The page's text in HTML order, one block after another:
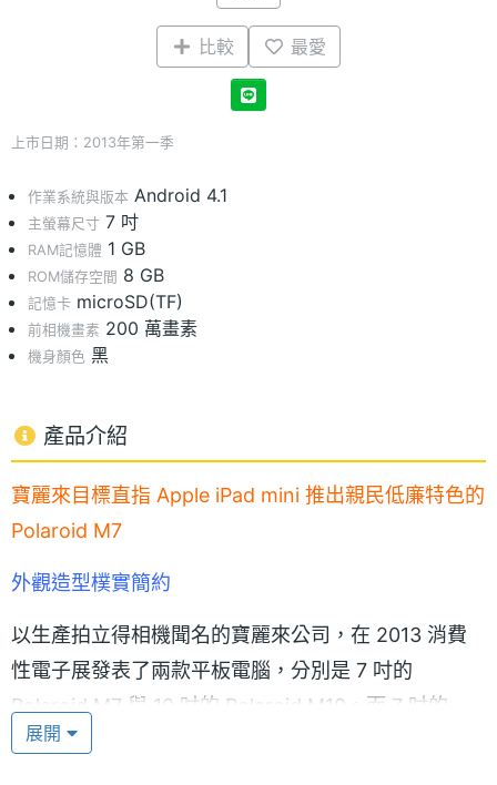
比較 最愛
上市日期：2013年第一季
作業系統與版本 Android 4.1
主螢幕尺寸 7 吋
RAM記憶體 1 GB
ROM儲存空間 8 GB
記憶卡 microSD(TF)
前相機畫素 200 萬畫素
機身顏色 黑
產品介紹
寶麗來目標直指 Apple iPad mini 推出親民低廉特色的
Polaroid M7
外觀造型樸實簡約
以生產拍立得相機聞名的寶麗來公司，在 2013 消費
性電子展發表了兩款平板電腦，分別是 7 吋的
Polaroid M7 與 10 吋的 Polaroid M10。而 7 吋的
Polaroid M7，其空機售價為 129 美元，比 Apple
展開